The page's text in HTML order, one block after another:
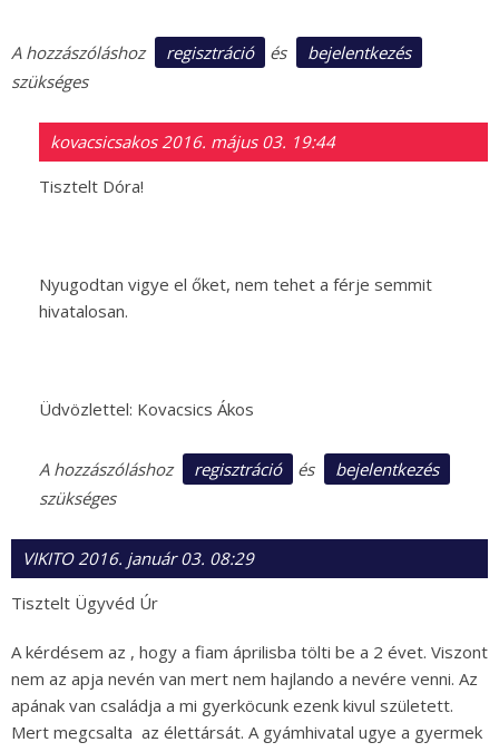
A hozzászóláshoz regisztráció és
bejelentkezés
szükséges
kovacsicsakos 2016. május 03. 19:44
Tisztelt Dóra!
Nyugodtan vigye el őket, nem tehet a férje semmit
hivatalosan.
Üdvözlettel: Kovacsics Ákos
A hozzászóláshoz regisztráció és
bejelentkezés
szükséges
VIKITO 2016. január 03. 08:29
Tisztelt Ügyvéd Úr
A kérdésem az , hogy a fiam áprilisba tölti be a 2 évet. Viszont
nem az apja nevén van mert nem hajlando a nevére venni. Az
apának van családja a mi gyerköcunk ezenk kivul született.
Mert megcsalta az élettársát. A gyámhivatal ugye a gyermek